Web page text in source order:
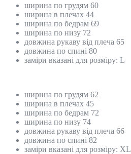
ширина по грудям 60
ширина в плечах 44
ширина по бедрам 69
ширина по низу 72
довжина рукаву від плеча 65
довжина по спині 80
заміри вказані для розміру: L
ширина по грудям 62
ширина в плечах 45
ширина по бедрам 72
ширина по низу 74
довжина рукаву від плеча 66
довжина по спині 82
заміри вказані для розміру: XL